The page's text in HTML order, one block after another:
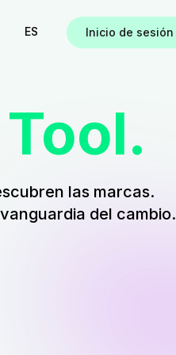
ES Inicio de sesión
las marcas.
del cambio.